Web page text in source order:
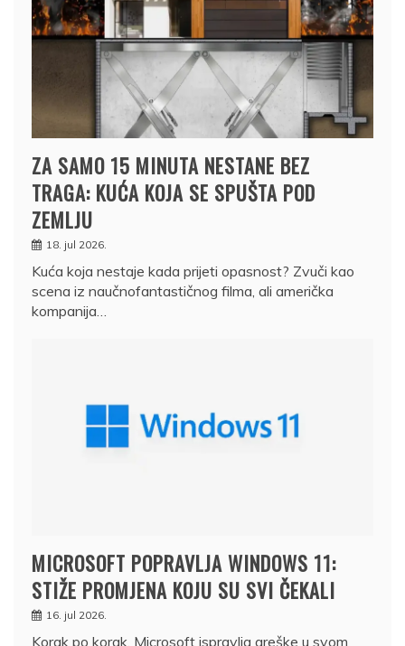
ZA SAMO 15 MINUTA NESTANE BEZ
TRAGA: KUĆA KOJA SE SPUŠTA POD
ZEMLJU
18. jul 2026.
Kuća koja nestaje kada prijeti opasnost? Zvuči kao
scena iz naučnofantastičnog filma, ali američka
kompanija…
MICROSOFT POPRAVLJA WINDOWS 11:
STIŽE PROMJENA KOJU SU SVI ČEKALI
16. jul 2026.
Korak po korak, Microsoft ispravlja greške u svom